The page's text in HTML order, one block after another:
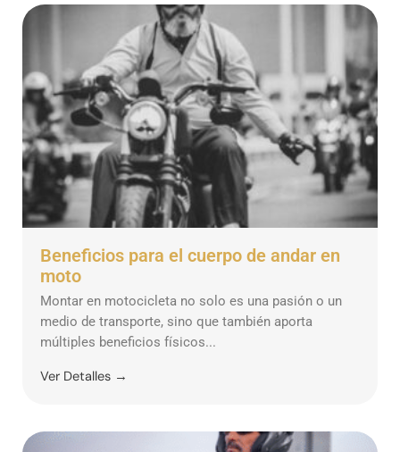
Beneficios para el cuerpo de andar en
moto
Montar en motocicleta no solo es una pasión o un
medio de transporte, sino que también aporta
múltiples beneficios físicos...
Ver Detalles →